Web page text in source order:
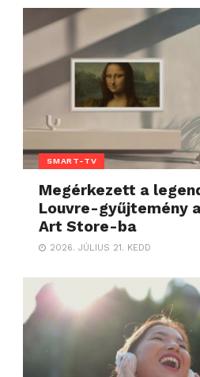
SMART-TV
Megérkezett a
Louvre-gyűjtemény
Art Store-ba
2026. JÚLIUS 21. KEDD